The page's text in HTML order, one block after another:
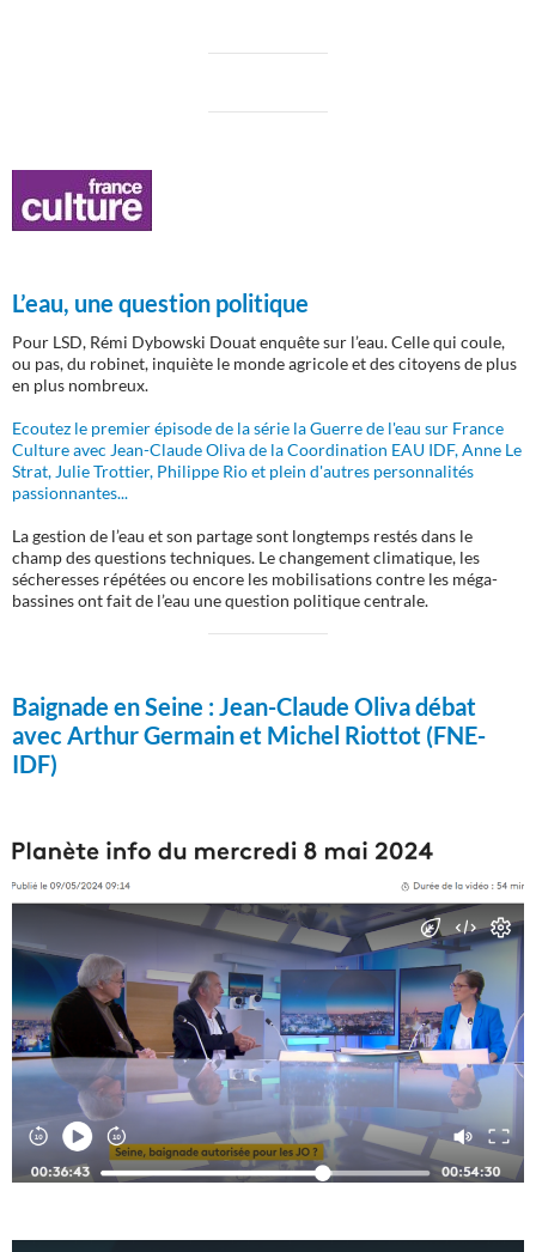
L’eau, une question politique
Pour LSD, Rémi Dybowski Douat enquête sur l’eau. Celle qui coule,
ou pas, du robinet, inquiète le monde agricole et des citoyens de plus
en plus nombreux.
Ecoutez le premier épisode de la série la Guerre de l'eau sur France
Culture avec Jean-Claude Oliva de la Coordination EAU IDF, Anne Le
Strat, Julie Trottier, Philippe Rio et plein d'autres personnalités
passionnantes...
La gestion de l’eau et son partage sont longtemps restés dans le
champ des questions techniques. Le changement climatique, les
sécheresses répétées ou encore les mobilisations contre les méga-
bassines ont fait de l’eau une question politique centrale.
Baignade en Seine :Jean-Claude Oliva débat
avec Arthur Germain et Michel Riottot (FNE-
IDF)